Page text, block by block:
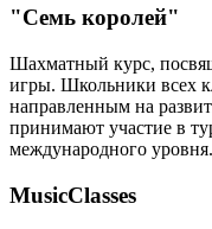
"Семь королей"
Шахматный курс,
игры. Школьники всех
направленным на
принимают участие в
международного уровня.
MusicClasses